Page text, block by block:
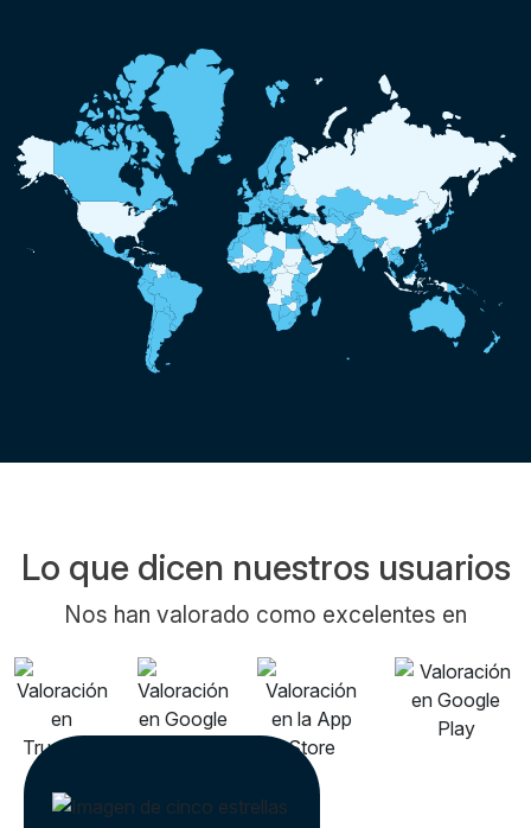
Lo que dicen nuestros usuarios
Nos han valorado como excelentes en